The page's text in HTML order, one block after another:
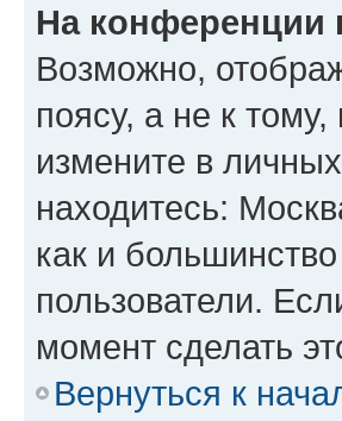
На конференции
Возможно,
поясу, а не к
измените в
находитесь:
как и
пользователи.
момент сделать
Вернуться к